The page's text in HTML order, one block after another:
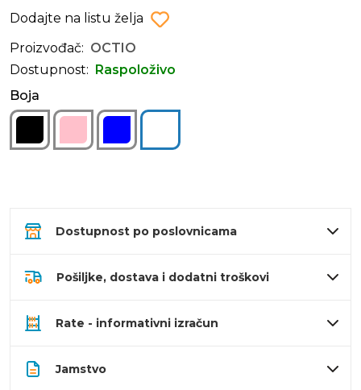
Dodajte na listu želja
Proizvođač: OCTIO
Dostupnost:
Raspoloživo
Boja
Dostupnost po poslovnicama
Pošiljke, dostava i dodatni troškovi
Rate - informativni izračun
Jamstvo